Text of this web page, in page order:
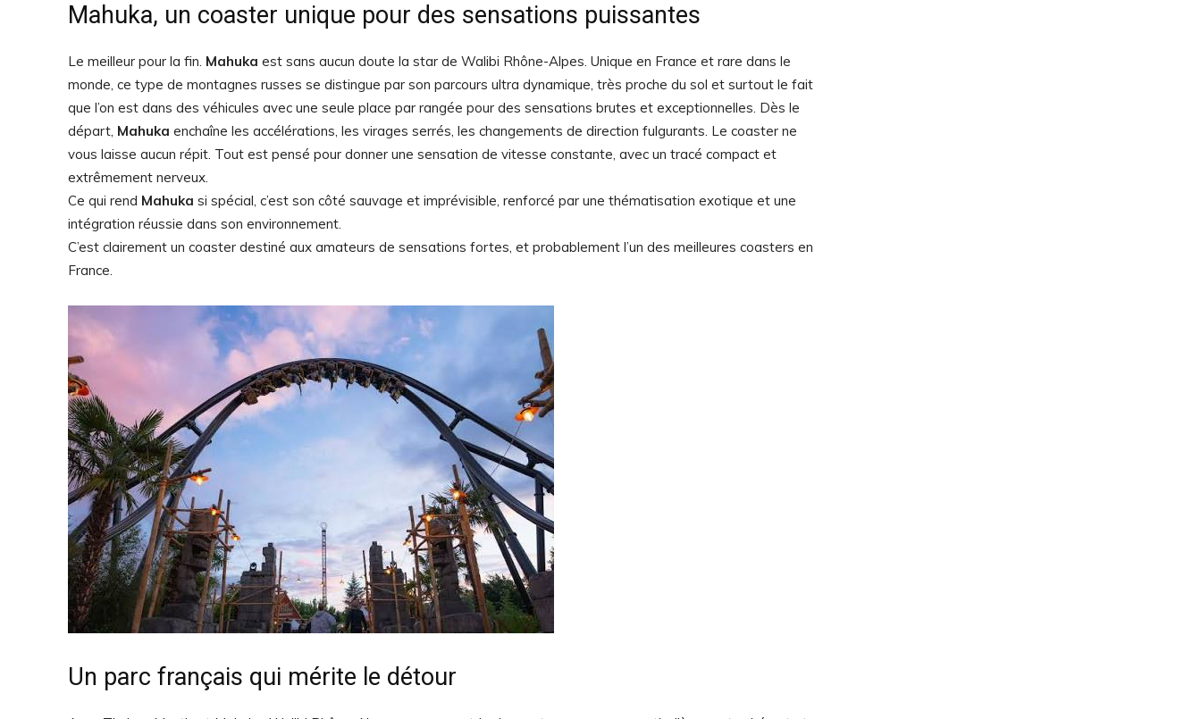
Mahuka, un coaster unique pour des sensations puissantes
Le meilleur pour la fin. Mahuka est sans aucun doute la star de Walibi Rhône-Alpes. Unique en France et rare dans le
monde, ce type de montagnes russes se distingue par son parcours ultra dynamique, très proche du sol et surtout le fait
que l’on est dans des véhicules avec une seule place par rangée pour des sensations brutes et exceptionnelles. Dès le
départ, Mahuka enchaîne les accélérations, les virages serrés, les changements de direction fulgurants. Le coaster ne
vous laisse aucun répit. Tout est pensé pour donner une sensation de vitesse constante, avec un tracé compact et
extrêmement nerveux.
Ce qui rend Mahuka si spécial, c’est son côté sauvage et imprévisible, renforcé par une thématisation exotique et une
intégration réussie dans son environnement.
C’est clairement un coaster destiné aux amateurs de sensations fortes, et probablement l’un des meilleures coasters en
France.
Un parc français qui mérite le détour